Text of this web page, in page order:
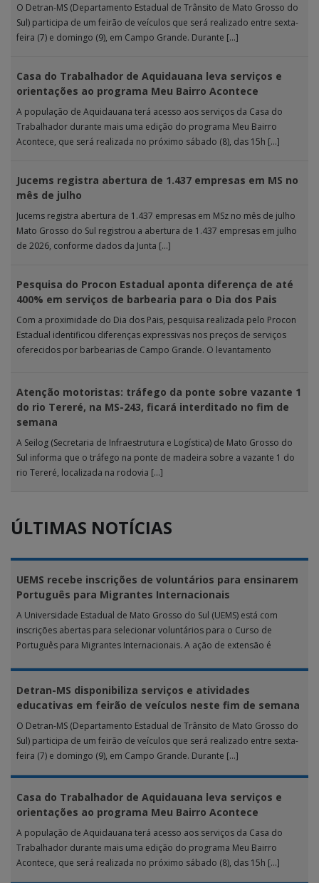
O Detran-MS (Departamento Estadual de Trânsito de Mato Grosso do
Sul) participa de um feirão de veículos que será realizado entre sexta-
feira (7) e domingo (9), em Campo Grande. Durante […]
Casa do Trabalhador de Aquidauana leva serviços e
orientações ao programa Meu Bairro Acontece
A população de Aquidauana terá acesso aos serviços da Casa do
Trabalhador durante mais uma edição do programa Meu Bairro
Acontece, que será realizada no próximo sábado (8), das 15h […]
Jucems registra abertura de 1.437 empresas em MS no
mês de julho
Jucems registra abertura de 1.437 empresas em MSz no mês de julho
Mato Grosso do Sul registrou a abertura de 1.437 empresas em julho
de 2026, conforme dados da Junta […]
Pesquisa do Procon Estadual aponta diferença de até
400% em serviços de barbearia para o Dia dos Pais
Com a proximidade do Dia dos Pais, pesquisa realizada pelo Procon
Estadual identificou diferenças expressivas nos preços de serviços
oferecidos por barbearias de Campo Grande. O levantamento
Atenção motoristas: tráfego da ponte sobre vazante 1
do rio Tereré, na MS-243, ficará interditado no fim de
semana
A Seilog (Secretaria de Infraestrutura e Logística) de Mato Grosso do
Sul informa que o tráfego na ponte de madeira sobre a vazante 1 do
rio Tereré, localizada na rodovia […]
ÚLTIMAS NOTÍCIAS
UEMS recebe inscrições de voluntários para ensinarem
Português para Migrantes Internacionais
A Universidade Estadual de Mato Grosso do Sul (UEMS) está com
inscrições abertas para selecionar voluntários para o Curso de
Português para Migrantes Internacionais. A ação de extensão é
Detran-MS disponibiliza serviços e atividades
educativas em feirão de veículos neste fim de semana
O Detran-MS (Departamento Estadual de Trânsito de Mato Grosso do
Sul) participa de um feirão de veículos que será realizado entre sexta-
feira (7) e domingo (9), em Campo Grande. Durante […]
Casa do Trabalhador de Aquidauana leva serviços e
orientações ao programa Meu Bairro Acontece
A população de Aquidauana terá acesso aos serviços da Casa do
Trabalhador durante mais uma edição do programa Meu Bairro
Acontece, que será realizada no próximo sábado (8), das 15h […]